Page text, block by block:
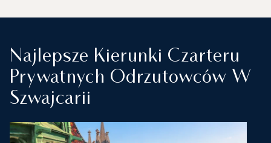
Najlepsze Kierunki Czarteru
Prywatnych Odrzutowców W
Szwajcarii